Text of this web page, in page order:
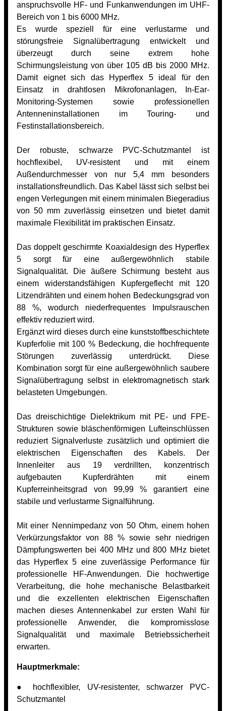
anspruchsvolle HF- und Funkanwendungen im UHF-
Bereich von 1 bis 6000 MHz.
Es wurde speziell für eine verlustarme und
störungsfreie Signalübertragung entwickelt und
überzeugt durch seine extrem hohe
Schirmungsleistung von über 105 dB bis 2000 MHz.
Damit eignet sich das Hyperflex 5 ideal für den
Einsatz in drahtlosen Mikrofonanlagen, In-Ear-
Monitoring-Systemen sowie professionellen
Antenneninstallationen im Touring- und
Festinstallationsbereich.
Der robuste, schwarze PVC-Schutzmantel ist
hochflexibel, UV-resistent und mit einem
Außendurchmesser von nur 5,4 mm besonders
installationsfreundlich. Das Kabel lässt sich selbst bei
engen Verlegungen mit einem minimalen Biegeradius
von 50 mm zuverlässig einsetzen und bietet damit
maximale Flexibilität im praktischen Einsatz.
Das doppelt geschirmte Koaxialdesign des Hyperflex
5 sorgt für eine außergewöhnlich stabile
Signalqualität. Die äußere Schirmung besteht aus
einem widerstandsfähigen Kupfergeflecht mit 120
Litzendrähten und einem hohen Bedeckungsgrad von
88 %, wodurch niederfrequentes Impulsrauschen
effektiv reduziert wird.
Ergänzt wird dieses durch eine kunststoffbeschichtete
Kupferfolie mit 100 % Bedeckung, die hochfrequente
Störungen zuverlässig unterdrückt. Diese
Kombination sorgt für eine außergewöhnlich saubere
Signalübertragung selbst in elektromagnetisch stark
belasteten Umgebungen.
Das dreischichtige Dielektrikum mit PE- und FPE-
Strukturen sowie bläschenförmigen Lufteinschlüssen
reduziert Signalverluste zusätzlich und optimiert die
elektrischen Eigenschaften des Kabels. Der
Innenleiter aus 19 verdrillten, konzentrisch
aufgebauten Kupferdrähten mit einem
Kupferreinheitsgrad von 99,99 % garantiert eine
stabile und verlustarme Signalführung.
Mit einer Nennimpedanz von 50 Ohm, einem hohen
Verkürzungsfaktor von 88 % sowie sehr niedrigen
Dämpfungswerten bei 400 MHz und 800 MHz bietet
das Hyperflex 5 eine zuverlässige Performance für
professionelle HF-Anwendungen. Die hochwertige
Verarbeitung, die hohe mechanische Belastbarkeit
und die exzellenten elektrischen Eigenschaften
machen dieses Antennenkabel zur ersten Wahl für
professionelle Anwender, die kompromisslose
Signalqualität und maximale Betriebssicherheit
erwarten.
Hauptmerkmale:
● hochflexibler, UV-resistenter, schwarzer PVC-
Schutzmantel